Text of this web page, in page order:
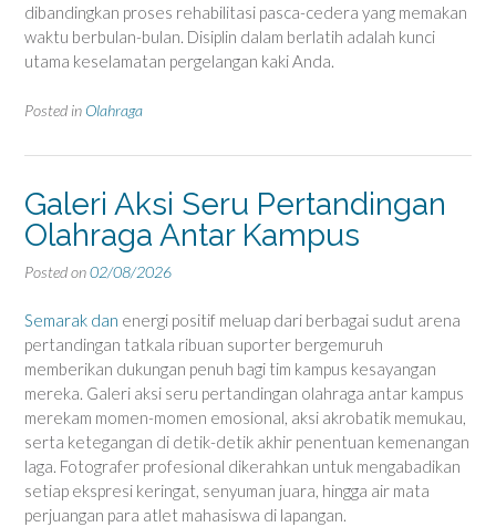
dibandingkan proses rehabilitasi pasca-cedera yang memakan
waktu berbulan-bulan. Disiplin dalam berlatih adalah kunci
utama keselamatan pergelangan kaki Anda.
Posted in Olahraga
Galeri Aksi Seru Pertandingan
Olahraga Antar Kampus
Posted on02/08/2026
Semarak dan energi positif meluap dari berbagai sudut arena
pertandingan tatkala ribuan suporter bergemuruh
memberikan dukungan penuh bagi tim kampus kesayangan
mereka. Galeri aksi seru pertandingan olahraga antar kampus
merekam momen-momen emosional, aksi akrobatik memukau,
serta ketegangan di detik-detik akhir penentuan kemenangan
laga. Fotografer profesional dikerahkan untuk mengabadikan
setiap ekspresi keringat, senyuman juara, hingga air mata
perjuangan para atlet mahasiswa di lapangan.